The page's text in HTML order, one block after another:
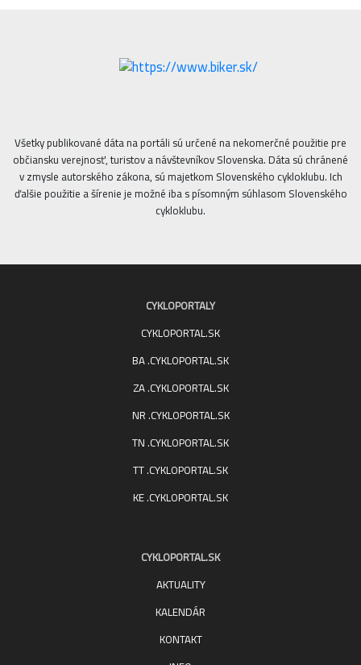
Všetky publikované dáta na portáli sú určené na nekomerčné použitie pre
občiansku verejnosť, turistov a návštevníkov Slovenska. Dáta sú chránené
v zmysle autorského zákona, sú majetkom Slovenského cykloklubu. Ich
ďalšie použitie a šírenie je možné iba s písomným súhlasom Slovenského
cykloklubu.
CYKLOPORTALY
CYKLOPORTAL.SK
BA .CYKLOPORTAL.SK
ZA .CYKLOPORTAL.SK
NR .CYKLOPORTAL.SK
TN .CYKLOPORTAL.SK
TT .CYKLOPORTAL.SK
KE .CYKLOPORTAL.SK
CYKLOPORTAL.SK
AKTUALITY
KALENDÁR
KONTAKT